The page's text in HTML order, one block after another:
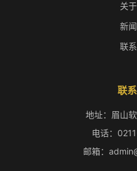
关
新
联
联
地址：眉山
电话：
邮箱：